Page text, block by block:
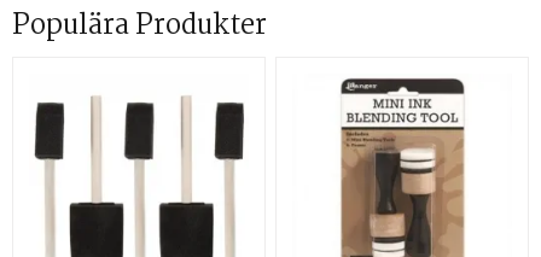
Populära Produkter